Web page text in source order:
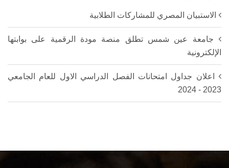
الاستبيان المصري للمشاركات الطلابية
جامعة عين شمس تطلق منصة مودة الرقمية على بوابتها
الإلكترونية
اعلان جداول امتحانات الفصل الدراسي الاول للعام الجامعي
2023 - 2024